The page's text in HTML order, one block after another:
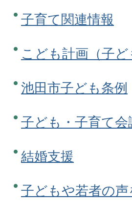
子育て関連情報
こども計画（子
池田市子ども条例
子ども・子育て会
結婚支援
子どもや若者の